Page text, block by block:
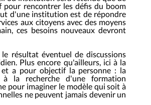
pour rencontrer les défis du boom
d'une institution est de répondre
aux citoyens avec des moyens
ces besoins nouveaux devront
résultat éventuel de discussions
Plus encore qu'ailleurs, ici à la
et a pour objectif la personne : la
la recherche d'une formation
pour imaginer le modèle qui soit à
ne peuvent jamais devenir un